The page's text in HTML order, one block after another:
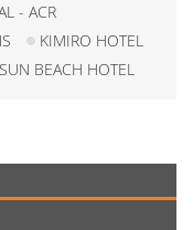
- ACR
KIMIRO HOTEL
SUN BEACH HOTEL